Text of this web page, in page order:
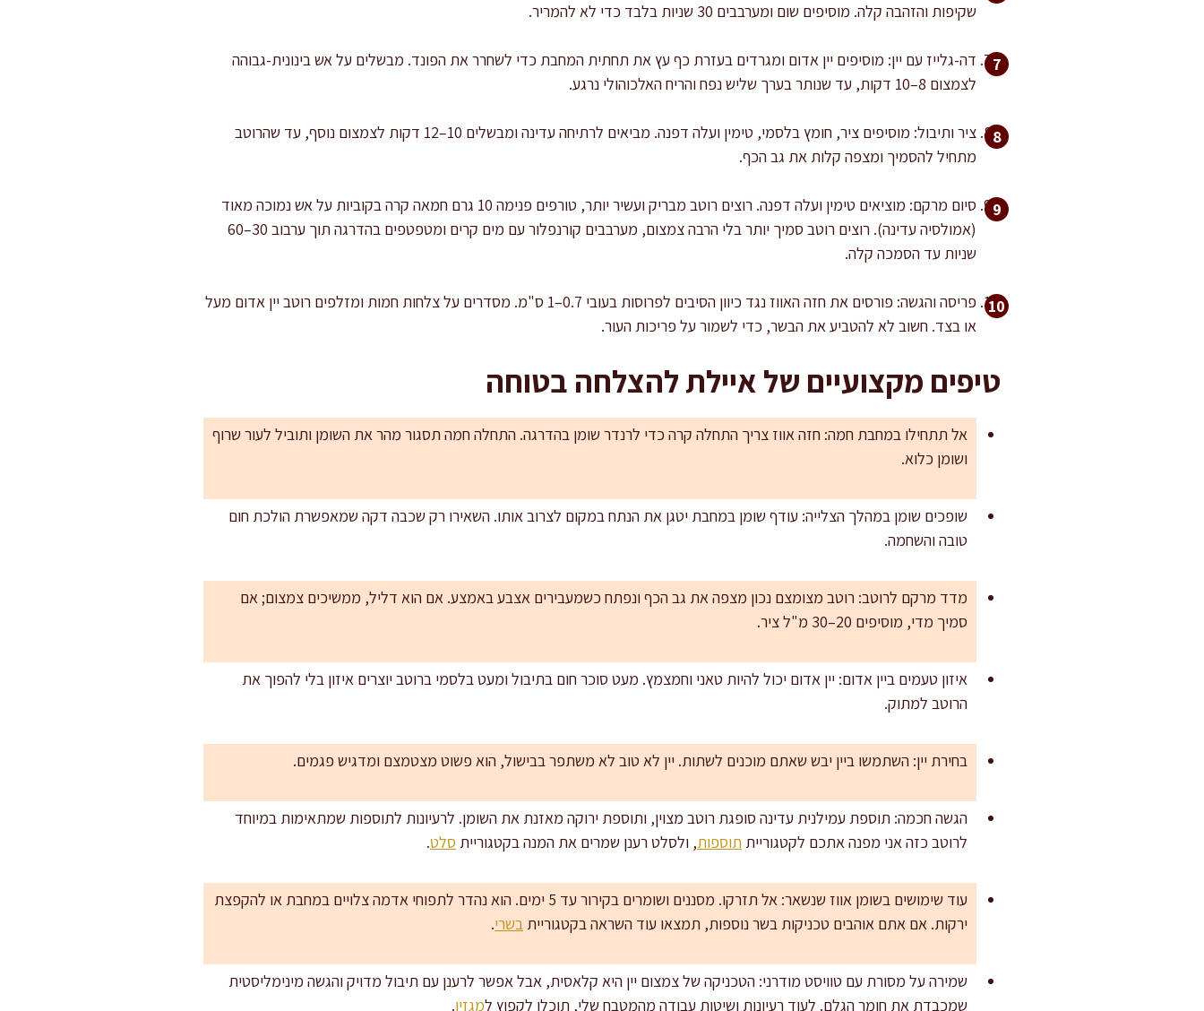
שקיפות והזהבה קלה. מוסיפים שום ומערבבים 30 שניות בלבד כדי לא להמריר.
דה-גלייז עם יין: מוסיפים יין אדום ומגרדים בעזרת כף עץ את תחתית המחבת כדי לשחרר את הפונד. מבשלים על אש בינונית-גבוהה
לצמצום 8–10 דקות, עד שנותר בערך שליש נפח והריח האלכוהולי נרגע.
ציר ותיבול: מוסיפים ציר, חומץ בלסמי, טימין ועלה דפנה. מביאים לרתיחה עדינה ומבשלים 10–12 דקות לצמצום נוסף, עד שהרוטב
מתחיל להסמיך ומצפה קלות את גב הכף.
סיום מרקם: מוציאים טימין ועלה דפנה. רוצים רוטב מבריק ועשיר יותר, טורפים פנימה 10 גרם חמאה קרה בקוביות על אש נמוכה מאוד
(אמולסיה עדינה). רוצים רוטב סמיך יותר בלי הרבה צמצום, מערבבים קורנפלור עם מים קרים ומטפטפים בהדרגה תוך ערבוב 30–60
שניות עד הסמכה קלה.
פריסה והגשה: פורסים את חזה האווז נגד כיוון הסיבים לפרוסות בעובי 0.7–1 ס"מ. מסדרים על צלחות חמות ומזלפים רוטב יין אדום מעל
או בצד. חשוב לא להטביע את הבשר, כדי לשמור על פריכות העור.
טיפים מקצועיים של איילת להצלחה בטוחה
אל תתחילו במחבת חמה: חזה אווז צריך התחלה קרה כדי לרנדר שומן בהדרגה. התחלה חמה תסגור מהר את השומן ותוביל לעור שרוף
ושומן כלוא.
שופכים שומן במהלך הצלייה: עודף שומן במחבת יטגן את הנתח במקום לצרוב אותו. השאירו רק שכבה דקה שמאפשרת הולכת חום
טובה והשחמה.
מדד מרקם לרוטב: רוטב מצומצם נכון מצפה את גב הכף ונפתח כשמעבירים אצבע באמצע. אם הוא דליל, ממשיכים צמצום; אם
סמיך מדי, מוסיפים 20–30 מ"ל ציר.
איזון טעמים ביין אדום: יין אדום יכול להיות טאני וחמצמץ. מעט סוכר חום בתיבול ומעט בלסמי ברוטב יוצרים איזון בלי להפוך את
הרוטב למתוק.
בחירת יין: השתמשו ביין יבש שאתם מוכנים לשתות. יין לא טוב לא משתפר בבישול, הוא פשוט מצטמצם ומדגיש פגמים.
הגשה חכמה: תוספת עמילנית עדינה סופגת רוטב מצוין, ותוספת ירוקה מאזנת את השומן. לרעיונות לתוספות שמתאימות במיוחד
לרוטב כזה אני מפנה אתכם לקטגוריית תוספות, ולסלט רענן שמרים את המנה בקטגוריית סלט.
עוד שימושים בשומן אווז שנשאר: אל תזרקו. מסננים ושומרים בקירור עד 5 ימים. הוא נהדר לתפוחי אדמה צלויים במחבת או להקפצת
ירקות. אם אתם אוהבים טכניקות בשר נוספות, תמצאו עוד השראה בקטגוריית בשרי.
שמירה על מסורת עם טוויסט מודרני: הטכניקה של צמצום יין היא קלאסית, אבל אפשר לרענן עם תיבול מדויק והגשה מינימליסטית
שמכבדת את חומר הגלם. לעוד רעיונות ושיטות עבודה מהמטבח שלי, תוכלו לקפוץ למגזין.